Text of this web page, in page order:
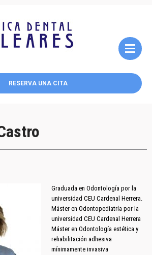
RESERVA UNA CITA
Graduada en Odontología por la
universidad CEU Cardenal Herrera.
Máster en Odontopediatría por la
universidad CEU Cardenal Herrera
Máster en Odontología estética y
rehabilitación adhesiva
mínimamente invasiva